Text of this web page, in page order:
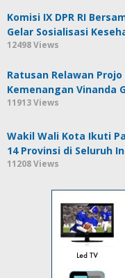
Komisi IX DPR RI
Gelar Sosialisasi
12498 Views
Ratusan Relawan
Kemenangan Vinanda
11913 Views
Wakil Wali Kota Ikuti
14 Provinsi di Seluruh
11208 Views